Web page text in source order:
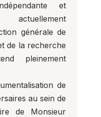
et
actuellement
générale de
de la recherche
pleinement
de
au sein de
de Monsieur